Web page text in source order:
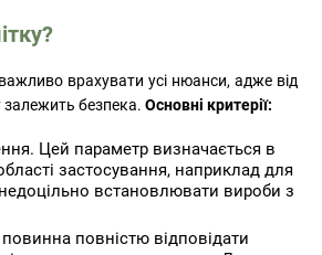
врахувати усі нюанси, адже від
залежить безпека.Основні критерії:
Цей параметр визначається в
застосування, наприклад для
встановлювати вироби з
повністю відповідати